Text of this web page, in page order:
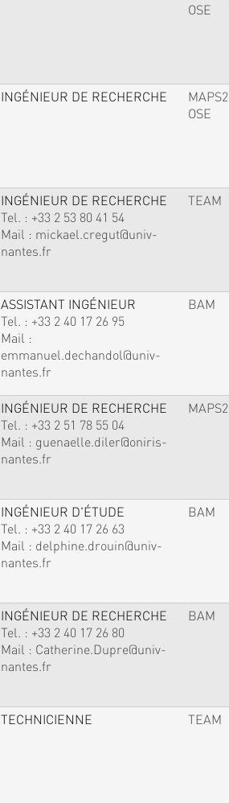
OSE
INGÉNIEUR DE RECHERCHE
MAPS2
OSE
INGÉNIEUR DE RECHERCHE
Tel. : +33 2 53 80 41 54
Mail : mickael.cregut@univ-
nantes.fr
TEAM
ASSISTANT INGÉNIEUR
Tel. : +33 2 40 17 26 95
Mail :
emmanuel.dechandol@univ-
nantes.fr
BAM
INGÉNIEUR DE RECHERCHE
Tel. : +33 2 51 78 55 04
Mail : guenaelle.diler@oniris-
nantes.fr
MAPS2
INGÉNIEUR D'ÉTUDE
Tel. : +33 2 40 17 26 63
Mail : delphine.drouin@univ-
nantes.fr
BAM
INGÉNIEUR DE RECHERCHE
Tel. : +33 2 40 17 26 80
Mail : Catherine.Dupre@univ-
nantes.fr
BAM
TECHNICIENNE TEAM